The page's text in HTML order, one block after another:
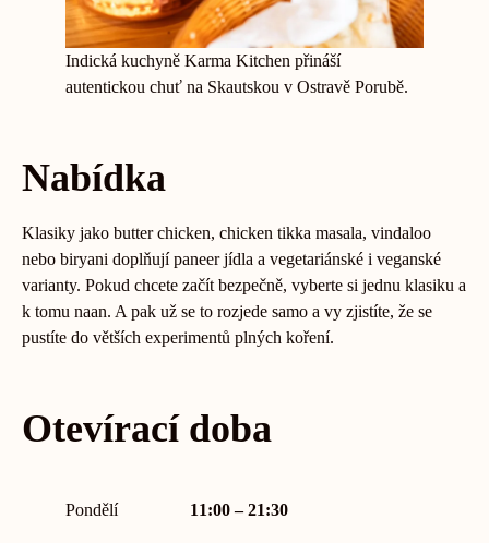
Indická kuchyně Karma Kitchen přináší
autentickou chuť na Skautskou v Ostravě Porubě.
Nabídka
Klasiky jako butter chicken, chicken tikka masala, vindaloo
nebo biryani doplňují paneer jídla a vegetariánské i veganské
varianty. Pokud chcete začít bezpečně, vyberte si jednu klasiku a
k tomu naan. A pak už se to rozjede samo a vy zjistíte, že se
pustíte do větších experimentů plných koření.
Otevírací doba
Pondělí 11:00 – 21:30